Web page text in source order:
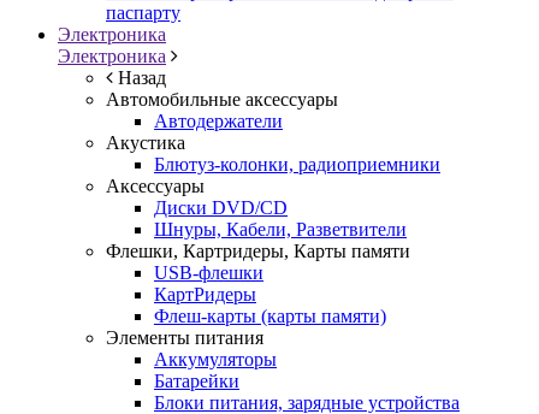
паспарту
Электроника
Электроника
Назад
Автомобильные аксессуары
Автодержатели
Акустика
Блютуз-колонки, радиоприемники
Аксессуары
Диски DVD/CD
Шнуры, Кабели, Разветвители
Флешки, Картридеры, Карты памяти
USB-флешки
КартРидеры
Флеш-карты (карты памяти)
Элементы питания
Аккумуляторы
Батарейки
Блоки питания, зарядные устройства